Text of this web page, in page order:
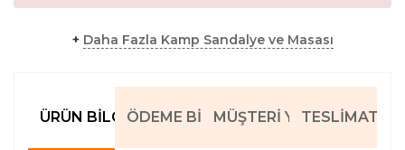
+ Daha Fazla Kamp Sandalye ve Masası
ÜRÜN BILGILERIÖDEME BILGILERIMÜŞTERI YORUMLARI
TESLIMAT